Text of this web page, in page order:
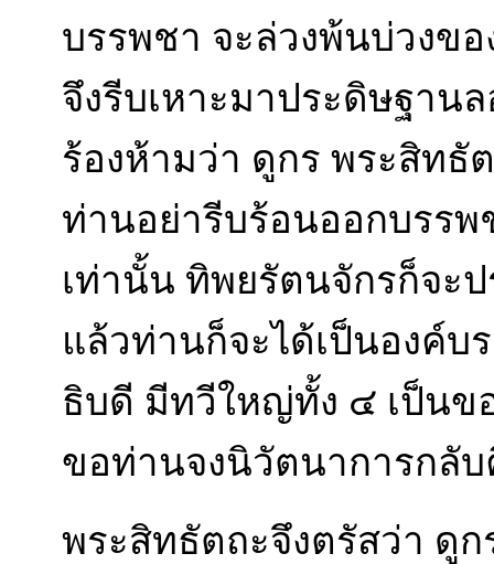
บรรพชา จะล่วงพ้นบ่วงข
จึงรีบเหาะมาประดิษฐาน
ร้องห้ามว่า ดูกร พระสิทธั
ท่านอย่ารีบร้อนออกบรรพ
เท่านั้น ทิพยรัตนจักรก็จะ
แล้วท่านก็จะได้เป็นองค์บ
ธิบดี มีทวีใหญ่ทั้ง ๔ เป็นข
ขอท่านจงนิวัตนาการกลับ
พระสิทธัตถะจึงตรัสว่า ดู